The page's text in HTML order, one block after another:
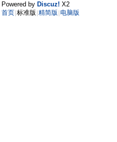
Powered by Discuz! X2
首页 标准版 精简版 电脑版